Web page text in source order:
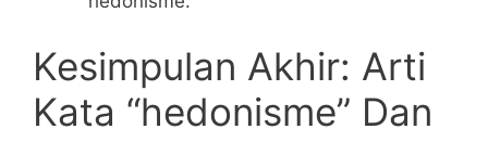
Kesimpulan Akhir: Arti
Kata “hedonisme” Dan